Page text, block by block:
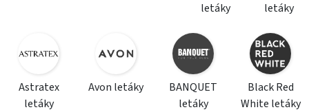
letáky
letáky
Astratex
letáky
Avon letáky
BANQUET
letáky
Black Red
White letáky